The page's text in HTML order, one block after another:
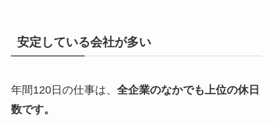
安定している会社が多い
年間120日の仕事は、 全企業のなかでも上位の休日
数です。